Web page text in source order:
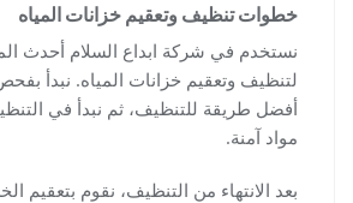
خطوات تنظيف وتعقيم خزانات المياه
نستخدم في شركة ابداع السلام أحدث
لتنظيف وتعقيم خزانات المياه. نبدأ
أفضل طريقة للتنظيف، ثم نبدأ في
مواد آمنة.
بعد الانتهاء من التنظيف، نقوم بتعقيم